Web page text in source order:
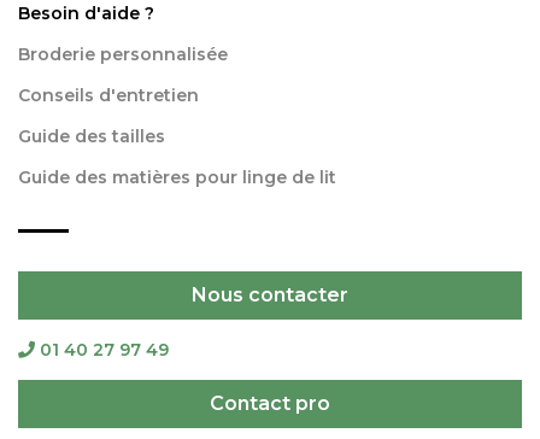
Besoin d'aide ?
Broderie personnalisée
Conseils d'entretien
Guide des tailles
Guide des matières pour linge de lit
Nous contacter
01 40 27 97 49
Contact pro